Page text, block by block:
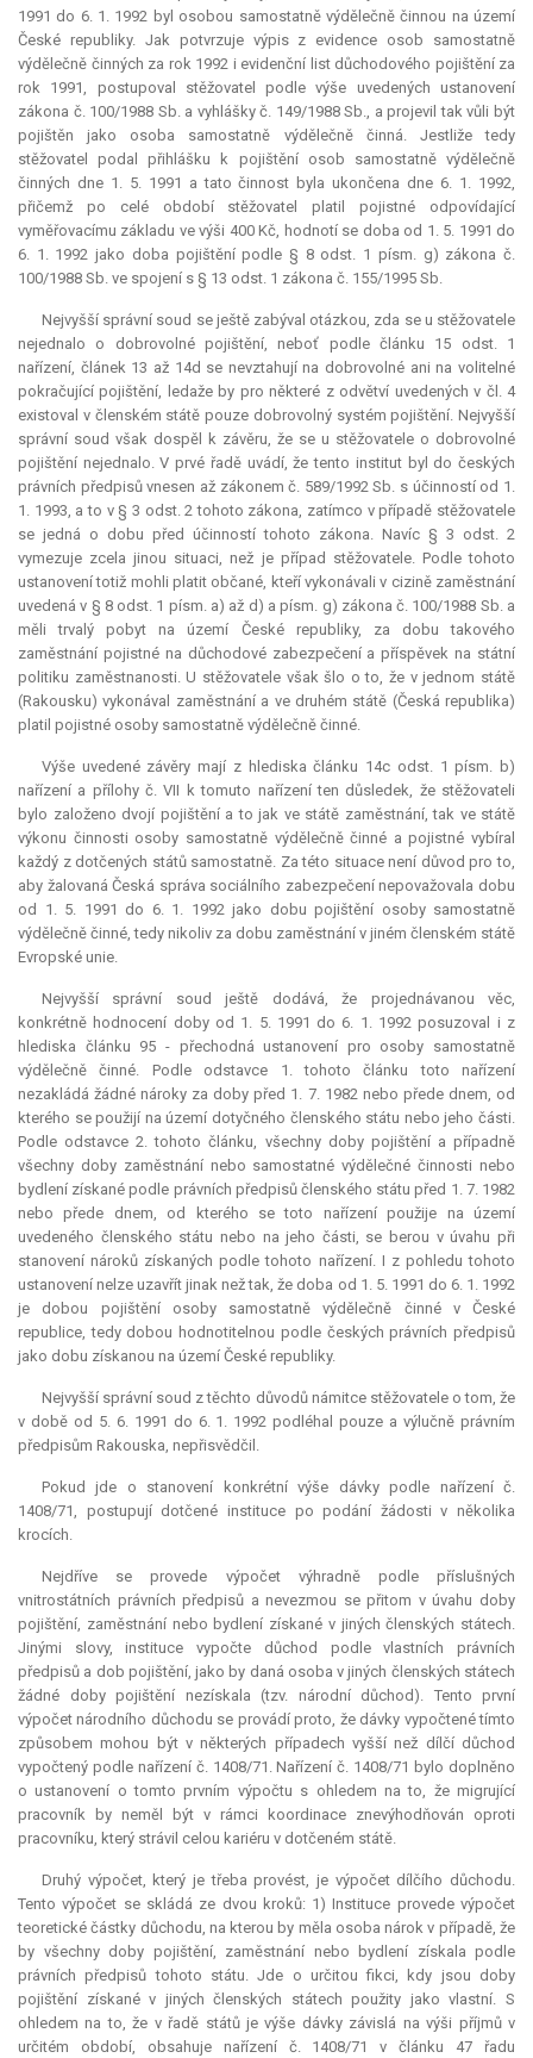
1991 do 6. 1. 1992 byl osobou samostatně výdělečně činnou na území
České republiky. Jak potvrzuje výpis z evidence osob samostatně
výdělečně činných za rok 1992 i evidenční list důchodového pojištění za
rok 1991, postupoval stěžovatel podle výše uvedených ustanovení
zákona č. 100/1988 Sb. a vyhlášky č. 149/1988 Sb., a projevil tak vůli být
pojištěn jako osoba samostatně výdělečně činná. Jestliže tedy
stěžovatel podal přihlášku k pojištění osob samostatně výdělečně
činných dne 1. 5. 1991 a tato činnost byla ukončena dne 6. 1. 1992,
přičemž po celé období stěžovatel platil pojistné odpovídající
vyměřovacímu základu ve výši 400 Kč, hodnotí se doba od 1. 5. 1991 do
6. 1. 1992 jako doba pojištění podle § 8 odst. 1 písm. g) zákona č.
100/1988 Sb. ve spojení s § 13 odst. 1 zákona č. 155/1995 Sb.
Nejvyšší správní soud se ještě zabýval otázkou, zda se u stěžovatele
nejednalo o dobrovolné pojištění, neboť podle článku 15 odst. 1
nařízení, článek 13 až 14d se nevztahují na dobrovolné ani na volitelné
pokračující pojištění, ledaže by pro některé z odvětví uvedených v čl. 4
existoval v členském státě pouze dobrovolný systém pojištění. Nejvyšší
správní soud však dospěl k závěru, že se u stěžovatele o dobrovolné
pojištění nejednalo. V prvé řadě uvádí, že tento institut byl do českých
právních předpisů vnesen až zákonem č. 589/1992 Sb. s účinností od 1.
1. 1993, a to v § 3 odst. 2 tohoto zákona, zatímco v případě stěžovatele
se jedná o dobu před účinností tohoto zákona. Navíc § 3 odst. 2
vymezuje zcela jinou situaci, než je případ stěžovatele. Podle tohoto
ustanovení totiž mohli platit občané, kteří vykonávali v cizině zaměstnání
uvedená v § 8 odst. 1 písm. a) až d) a písm. g) zákona č. 100/1988 Sb. a
měli trvalý pobyt na území České republiky, za dobu takového
zaměstnání pojistné na důchodové zabezpečení a příspěvek na státní
politiku zaměstnanosti. U stěžovatele však šlo o to, že v jednom státě
(Rakousku) vykonával zaměstnání a ve druhém státě (Česká republika)
platil pojistné osoby samostatně výdělečně činné.
Výše uvedené závěry mají z hlediska článku 14c odst. 1 písm. b)
nařízení a přílohy č. VII k tomuto nařízení ten důsledek, že stěžovateli
bylo založeno dvojí pojištění a to jak ve státě zaměstnání, tak ve státě
výkonu činnosti osoby samostatně výdělečně činné a pojistné vybíral
každý z dotčených států samostatně. Za této situace není důvod pro to,
aby žalovaná Česká správa sociálního zabezpečení nepovažovala dobu
od 1. 5. 1991 do 6. 1. 1992 jako dobu pojištění osoby samostatně
výdělečně činné, tedy nikoliv za dobu zaměstnání v jiném členském státě
Evropské unie.
Nejvyšší správní soud ještě dodává, že projednávanou věc,
konkrétně hodnocení doby od 1. 5. 1991 do 6. 1. 1992 posuzoval i z
hlediska článku 95 - přechodná ustanovení pro osoby samostatně
výdělečně činné. Podle odstavce 1. tohoto článku toto nařízení
nezakládá žádné nároky za doby před 1. 7. 1982 nebo přede dnem, od
kterého se použijí na území dotyčného členského státu nebo jeho části.
Podle odstavce 2. tohoto článku, všechny doby pojištění a případně
všechny doby zaměstnání nebo samostatné výdělečné činnosti nebo
bydlení získané podle právních předpisů členského státu před 1. 7. 1982
nebo přede dnem, od kterého se toto nařízení použije na území
uvedeného členského státu nebo na jeho části, se berou v úvahu při
stanovení nároků získaných podle tohoto nařízení. I z pohledu tohoto
ustanovení nelze uzavřít jinak než tak, že doba od 1. 5. 1991 do 6. 1. 1992
je dobou pojištění osoby samostatně výdělečně činné v České
republice, tedy dobou hodnotitelnou podle českých právních předpisů
jako dobu získanou na území České republiky.
Nejvyšší správní soud z těchto důvodů námitce stěžovatele o tom, že
v době od 5. 6. 1991 do 6. 1. 1992 podléhal pouze a výlučně právním
předpisům Rakouska, nepřisvědčil.
Pokud jde o stanovení konkrétní výše dávky podle nařízení č.
1408/71, postupují dotčené instituce po podání žádosti v několika
krocích.
Nejdříve se provede výpočet výhradně podle příslušných
vnitrostátních právních předpisů a nevezmou se přitom v úvahu doby
pojištění, zaměstnání nebo bydlení získané v jiných členských státech.
Jinými slovy, instituce vypočte důchod podle vlastních právních
předpisů a dob pojištění, jako by daná osoba v jiných členských státech
žádné doby pojištění nezískala (tzv. národní důchod). Tento první
výpočet národního důchodu se provádí proto, že dávky vypočtené tímto
způsobem mohou být v některých případech vyšší než dílčí důchod
vypočtený podle nařízení č. 1408/71. Nařízení č. 1408/71 bylo doplněno
o ustanovení o tomto prvním výpočtu s ohledem na to, že migrující
pracovník by neměl být v rámci koordinace znevýhodňován oproti
pracovníku, který strávil celou kariéru v dotčeném státě.
Druhý výpočet, který je třeba provést, je výpočet dílčího důchodu.
Tento výpočet se skládá ze dvou kroků: 1) Instituce provede výpočet
teoretické částky důchodu, na kterou by měla osoba nárok v případě, že
by všechny doby pojištění, zaměstnání nebo bydlení získala podle
právních předpisů tohoto státu. Jde o určitou fikci, kdy jsou doby
pojištění získané v jiných členských státech použity jako vlastní. S
ohledem na to, že v řadě států je výše dávky závislá na výši příjmů v
určitém období, obsahuje nařízení č. 1408/71 v článku 47 řadu